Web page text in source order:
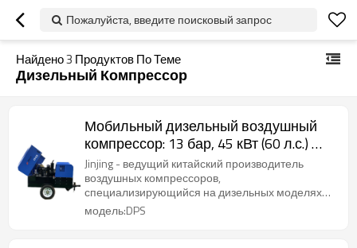
Пожалуйста, введите поисковый запрос
Найдено3 Продуктов По Теме
Дизельный Компрессор
Мобильный дизельный воздушный
компрессор: 13 бар, 45 кВт (60 л.с.) —
идеальное решение для
строительных работ и проката
оборудования
Jinjing - ведущий китайский производитель
воздушных компрессоров,
специализирующийся на дизельных моделях
различной мощности и габаритов.
Отличительными чертами продукции Jinjing
модель:DPS